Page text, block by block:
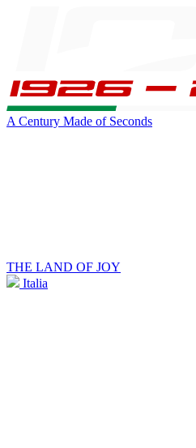
A Century Made of Seconds
THE LAND OF JOY
Italia